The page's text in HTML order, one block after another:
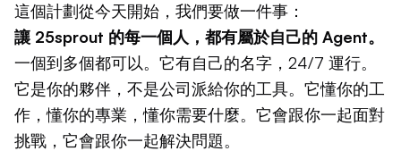
這個計劃從今天開始，我們要做一件事：
讓 25sprout 的每一個人，都有屬於自己的 Agent。
一個到多個都可以。它有自己的名字，24/7 運行。
它是你的夥伴，不是公司派給你的工具。它懂你的工
作，懂你的專業，懂你需要什麼。它會跟你一起面對
挑戰，它會跟你一起解決問題。